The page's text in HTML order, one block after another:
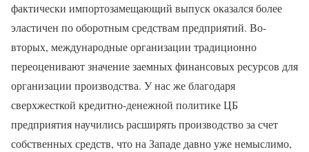
фактически импортозамещающий выпуск оказался более
эластичен по оборотным средствам предприятий. Во-
вторых, международные организации традиционно
переоценивают значение заемных финансовых ресурсов для
организации производства. У нас же благодаря
сверхжесткой кредитно-денежной политике ЦБ
предприятия научились расширять производство за счет
собственных средств, что на Западе давно уже немыслимо,